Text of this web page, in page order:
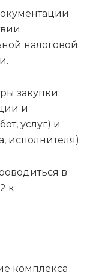
налоговой
закупки:
и
услуг) и
исполнителя).
в
к
комплекса